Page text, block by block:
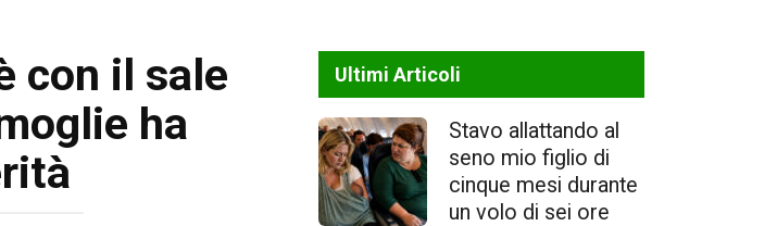
con il sale
ha
Ultimi Articoli
Stavo allattando al
seno mio figlio di
cinque mesi durante
un volo di sei ore